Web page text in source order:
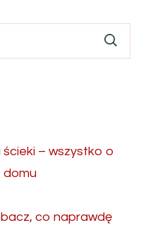
– wszystko o
domu
co naprawdę